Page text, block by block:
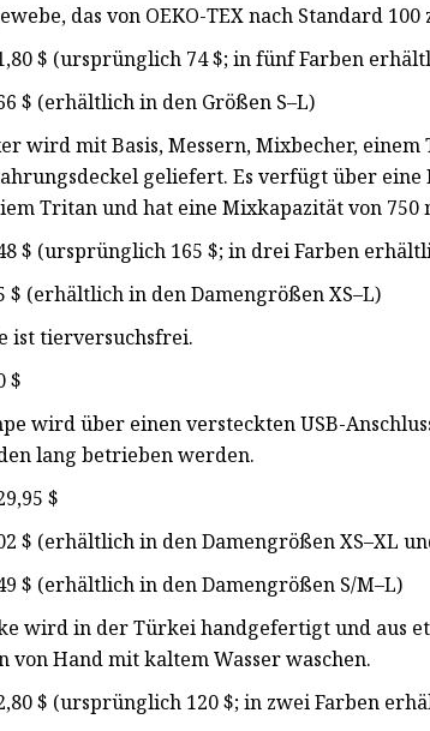
das von OEKO-TEX nach Standard
$ (ursprünglich 74 $; in fünf Farben
$ (erhältlich in den Größen S–L)
wird mit Basis, Messern, Mixbecher,
geliefert. Es verfügt über
Tritan und hat eine Mixkapazität von 750
$ (ursprünglich 165 $; in drei Farben
$ (erhältlich in den Damengrößen XS–L)
ist tierversuchsfrei.
$
wird über einen versteckten USB-
lang betrieben werden.
$
$ (erhältlich in den Damengrößen XS–XL
$ (erhältlich in den Damengrößen S/M–L)
wird in der Türkei handgefertigt und aus
von Hand mit kaltem Wasser waschen.
$ (ursprünglich 120 $; in zwei Farben